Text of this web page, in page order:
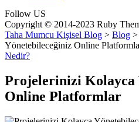
Follow US
Copyright © 2014-2023 Ruby
Taha Mumcu Kişisel Blog > Blog >
Yönetebileceğiniz Online
Nedir?
Projelerinizi Kolayca
Online Platformlar